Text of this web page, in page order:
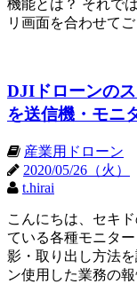
機能とは？ それで
リ画面を合わせて
DJIドローンの
を送信機・モニ
産業用ドローン
2020/05/26（火）
t.hirai
こんにちは、セキ
ている各種モニタ
影・取り出し方法
ン使用した業務の